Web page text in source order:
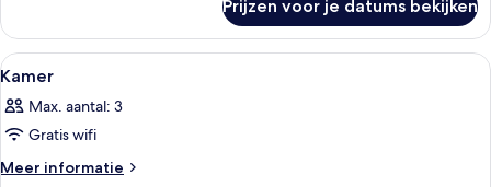
Prijzen voor je datums bekijken
Alle
foto's
voor
Kamer
laden
Een hotelkamer met twee bedden,
1
Kamer
Max. aantal: 3
Gratis wifi
Meer informatie
Meer